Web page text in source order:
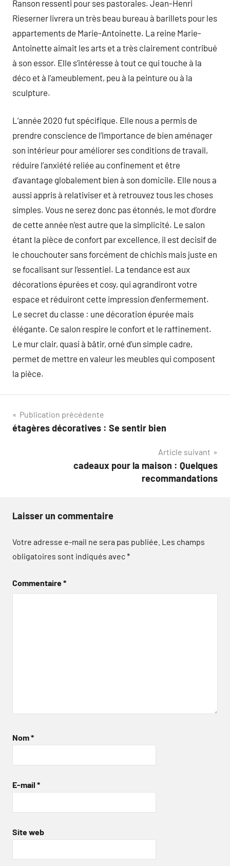
Ranson ressenti pour ses pastorales. Jean-Henri
Rieserner livrera un très beau bureau à barillets pour les
appartements de Marie-Antoinette. La reine Marie-
Antoinette aimait les arts et a très clairement contribué
à son essor. Elle s’intéresse à tout ce qui touche à la
déco et à l’ameublement, peu à la peinture ou à la
sculpture.
L’année 2020 fut spécifique. Elle nous a permis de
prendre conscience de l’importance de bien aménager
son intérieur pour améliorer ses conditions de travail,
réduire l’anxiété reliée au confinement et être
d’avantage globalement bien à son domicile. Elle nous a
aussi appris à relativiser et à retrouvez tous les choses
simples. Vous ne serez donc pas étonnés, le mot d’ordre
de cette année n’est autre que la simplicité. Le salon
étant la pièce de confort par excellence, il est decisif de
le chouchouter sans forcément de chichis mais juste en
se focalisant sur l’essentiel. La tendance est aux
décorations épurées et cosy, qui agrandiront votre
espace et réduiront cette impression d’enfermement.
Le secret du classe : une décoration épurée mais
élégante. Ce salon respire le confort et le raffinement.
Le mur clair, quasi à bâtir, orné d’un simple cadre,
permet de mettre en valeur les meubles qui composent
la pièce.
Navigation
de
Publication précédente
étagères décoratives : Se sentir bien
Article suivant
cadeaux pour la maison : Quelques
recommandations
Laisser un commentaire
Votre adresse e-mail ne sera pas publiée. Les champs
obligatoires sont indiqués avec*
Commentaire*
Nom*
E-mail *
Site web